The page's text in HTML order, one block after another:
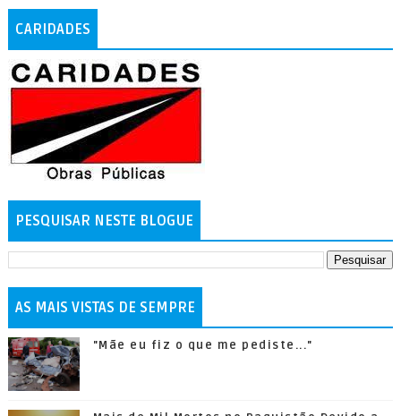
CARIDADES
PESQUISAR NESTE BLOGUE
AS MAIS VISTAS DE SEMPRE
"Mãe eu fiz o que me pediste..."